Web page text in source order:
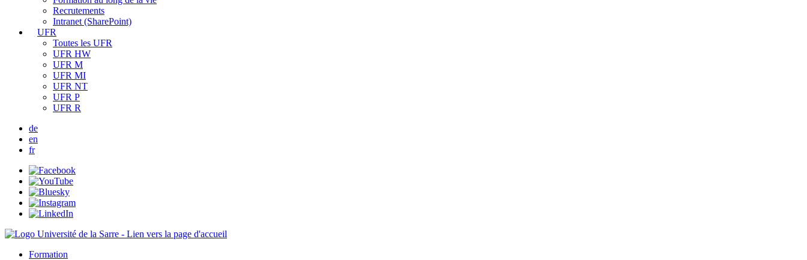
Recrutements
Intranet (SharePoint)
UFR
Toutes les UFR
UFR HW
UFR M
UFR MI
UFR NT
UFR P
UFR R
de
en
fr
Formation